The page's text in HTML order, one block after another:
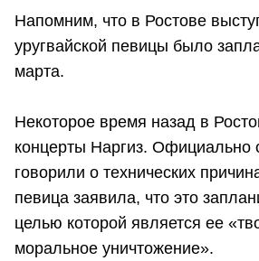
Напомним, что в Ростове
уругвайской певицы было
марта.
Некоторое время назад в
концерты Наргиз. Официально
говорили о технических
певица заявила, что это
целью которой является ее
моральное уничтожение».